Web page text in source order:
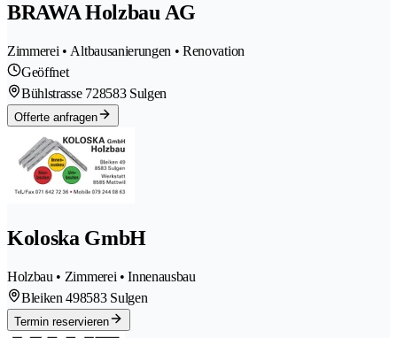
BRAWA Holzbau AG
Zimmerei • Altbausanierungen • Renovation
Geöffnet
Bühlstrasse 728583 Sulgen
Offerte anfragen
Koloska GmbH
Holzbau • Zimmerei • Innenausbau
Bleiken 498583 Sulgen
Termin reservieren